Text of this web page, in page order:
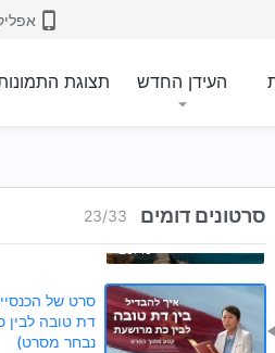
העידן החדש תצוגת
סרטונים דומים 23/33
סרט של
23:43
סרט של
לתת חיים
סרט של
דת טובה
נבחר מסרט)